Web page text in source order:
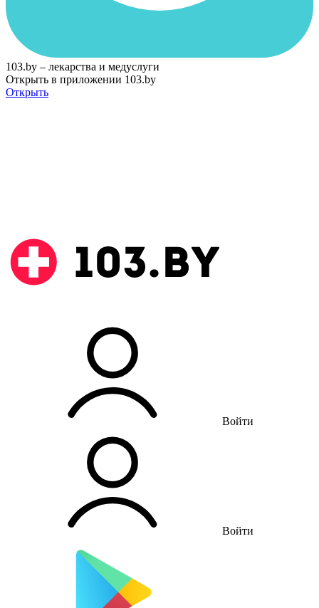
103.by – лекарства и медуслуги
Открыть в приложении 103.by
Открыть
Войти
Войти